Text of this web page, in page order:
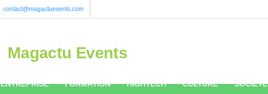
contact@magactuevents.com
Magactu Events
ENTREPRISE FORMATION HIGHTECH CULTURE SOCIÉTÉ